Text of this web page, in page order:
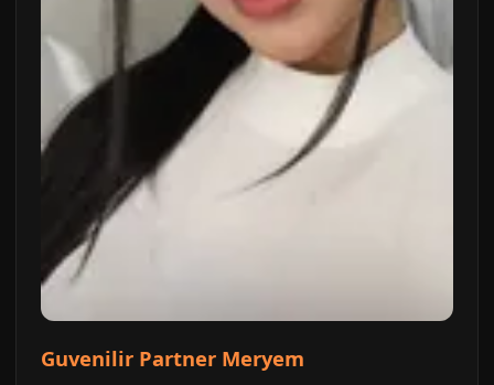
Guvenilir Partner Meryem